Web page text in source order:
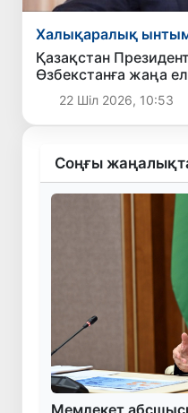
Халықаралық
Қазақстан
Өзбекстанға жаңа
22 Шіл 2026, 10:53
Соңғы